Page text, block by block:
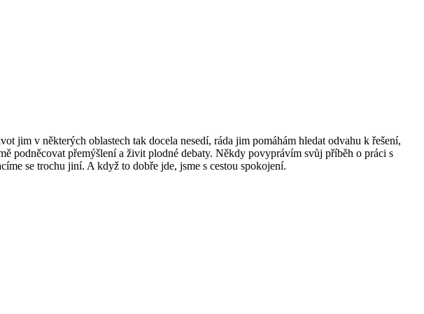
v některých oblastech tak docela nesedí, ráda jim pomáhám hledat odvahu k řešení,
podněcovat přemýšlení a živit plodné debaty. Někdy povyprávím svůj příběh o práci s
se trochu jiní. A když to dobře jde, jsme s cestou spokojení.